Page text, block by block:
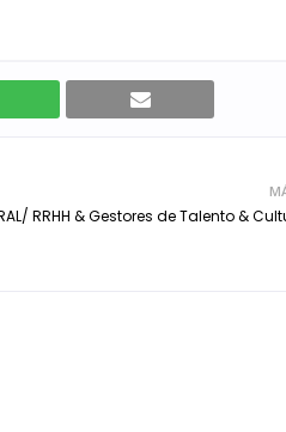
RRHH & Gestores de Talento &